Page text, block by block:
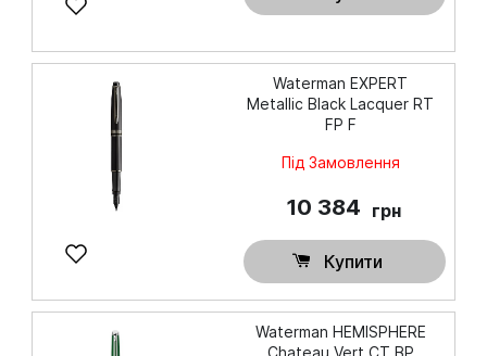
Waterman EXPERT
Metallic Black Lacquer RT
FP F
Під Замовлення
10 384 грн
Купити
Waterman HEMISPHERE
Chateau Vert CT BP